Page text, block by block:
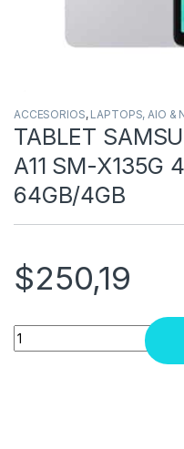
ACCESORIOS, LAPTOPS, AIO &
TABLET
A11 SM-X135G
64GB/4GB
$250,19
Quantity